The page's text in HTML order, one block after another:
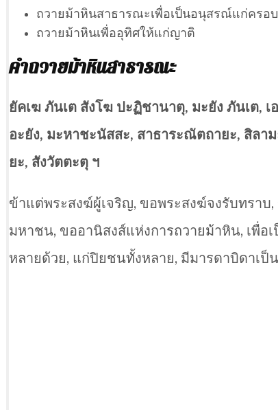
ถวายม้าหินสาธารณะเพื่อเป็นอนุสรณ์แก่ครอ
ถวายม้าหินเพื่ออุทิศให้แก่ญาติ
คำถวายม้าหินสาธารณะ
ยัคเฆ ภันเต สังโฆ ปะฏิชานาตุ, มะยัง ภันเต,
อะยัง, มะหาชะนัสสะ, สาธาระณัตถายะ, สิลา
ยะ, สังวัตตะตุ ฯ
ข้าแต่พระสงฆ์ผู้เจริญ, ขอพระสงฆ์จงรับทราบ
มหาชน, ขออานิสงส์แห่งการถวายม้าหิน, เพื่อ
หลายด้วย, แก่ปิยชนทั้งหลาย, มีมารดาบิดาเ